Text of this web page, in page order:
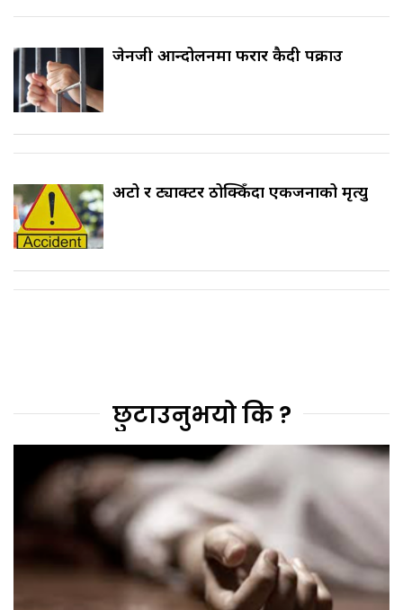
जेनजी आन्दोलनमा फरार कैदी पक्राउ
अटो र ट्याक्टर ठोक्किँदा एकजनाको मृत्यु
छुटाउनुभयो कि ?